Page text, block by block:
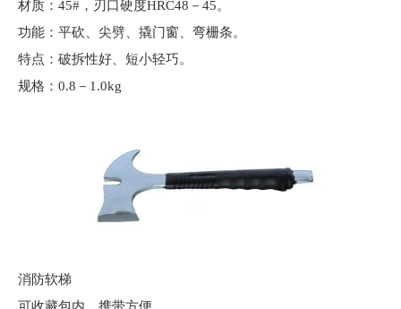
材质：45#，刃口硬度HRC48－45。
功能：平砍、尖劈、撬门窗、弯栅条。
特点：破拆性好、短小轻巧。
规格：0.8－1.0kg
消防软梯
可收藏包内，携带方便。